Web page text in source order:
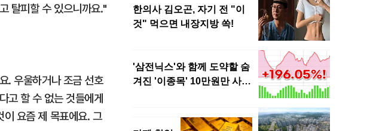
탈피할 수 있으니까요."
. 우울하거나 조금 선호
고 할 수 없는 것들에게
요즘 제 목표에요. 그